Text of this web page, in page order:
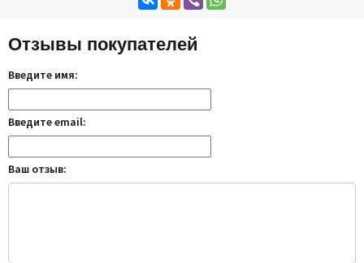
Отзывы покупателей
Введите имя:
Введите email:
Ваш отзыв: